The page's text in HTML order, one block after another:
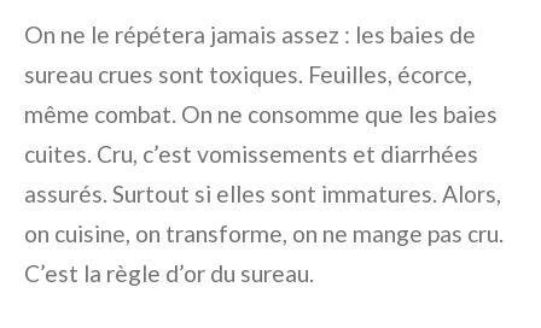
On ne le répétera jamais assez : les baies de
sureau crues sont toxiques. Feuilles, écorce,
même combat. On ne consomme que les baies
cuites. Cru, c’est vomissements et diarrhées
assurés. Surtout si elles sont immatures. Alors,
on cuisine, on transforme, on ne mange pas cru.
C’est la règle d’or du sureau.